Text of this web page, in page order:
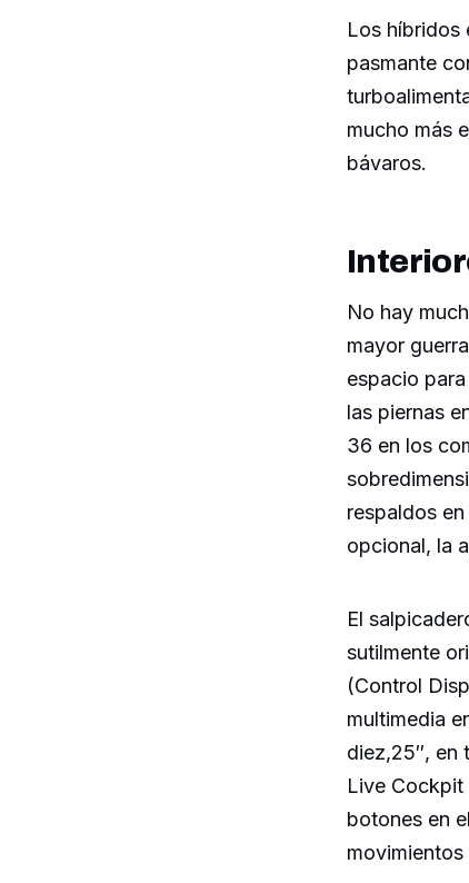
Los híbridos
pasmante
mucho más
bávaros.
No hay
mayor
espacio
las piernas
36 en los
respaldos
opcional, la
El
sutilmente
(Control
multimedia
diez,25″, en
Live
botones en